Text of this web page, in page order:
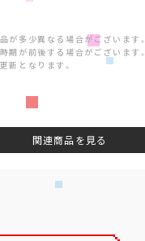
が多少異なる場合がございます。
期が前後する場合がございます。
新となります。
関連商品を見る